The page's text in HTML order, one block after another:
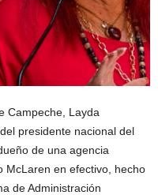
Campeche, Layda
presidente nacional del
de una agencia
McLaren en efectivo, hecho
de Administración